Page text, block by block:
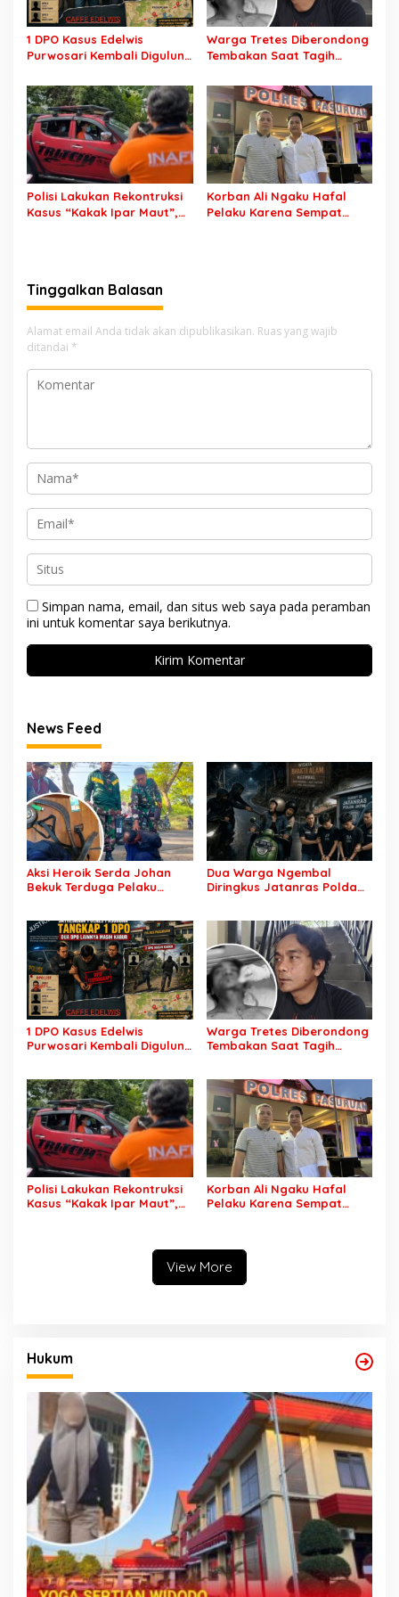
1 DPO Kasus Edelwis
Purwosari Kembali Digulung
Warga Tretes Diberondong
Tembakan Saat Tagih
Memuaskan
Polisi Lakukan Rekontruksi
Kasus “Kakak Ipar Maut”,
Korban Ali Ngaku Hafal
Pelaku Karena Sempat
Tinggalkan Balasan
Alamat email Anda tidak akan dipublikasikan. Ruas yang wajib
ditandai *
Simpan nama, email, dan situs web saya pada peramban
ini untuk komentar saya berikutnya.
News Feed
Aksi Heroik Serda Johan
Bekuk Terduga Pelaku
Diamanakan
Dua Warga Ngembal
Diringkus Jatanras Polda
1 DPO Kasus Edelwis
Purwosari Kembali Digulung
Warga Tretes Diberondong
Tembakan Saat Tagih
Polisi Lakukan Rekontruksi
Kasus “Kakak Ipar Maut”,
Korban Ali Ngaku Hafal
Pelaku Karena Sempat
View More
Hukum